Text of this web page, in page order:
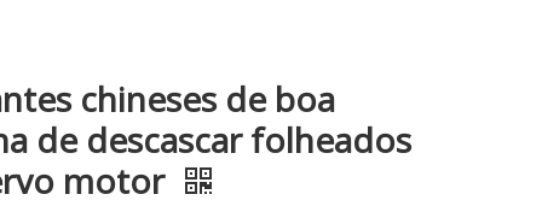
chineses de boa
de descascar folheados
motor